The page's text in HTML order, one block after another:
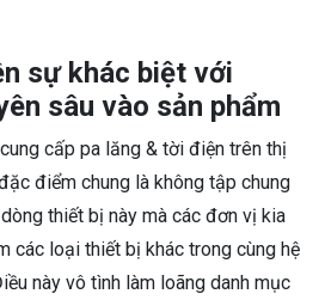
sự khác biệt với
sâu vào sản phẩm
cấp pa lăng & tời điện trên thị
điểm chung là không tập chung
thiết bị này mà các đơn vị kia
các loại thiết bị khác trong cùng hệ
này vô tình làm loãng danh mục